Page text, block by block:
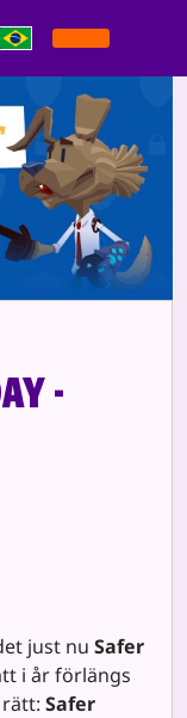
-
just nu Safer
i år förlängs
Safer